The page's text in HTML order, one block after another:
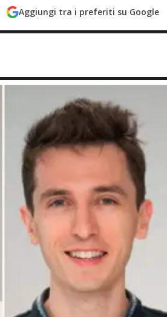
Aggiungi tra i preferiti su Google